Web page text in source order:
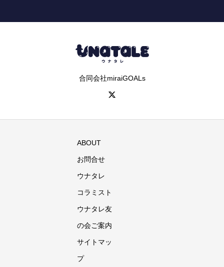
合同会社miraiGOALs
ABOUT
お問合せ
ウナタレ
コラミスト
ウナタレ友
の会ご案内
サイトマッ
プ